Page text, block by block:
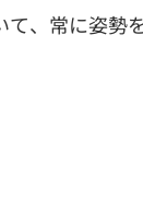
、常に姿勢